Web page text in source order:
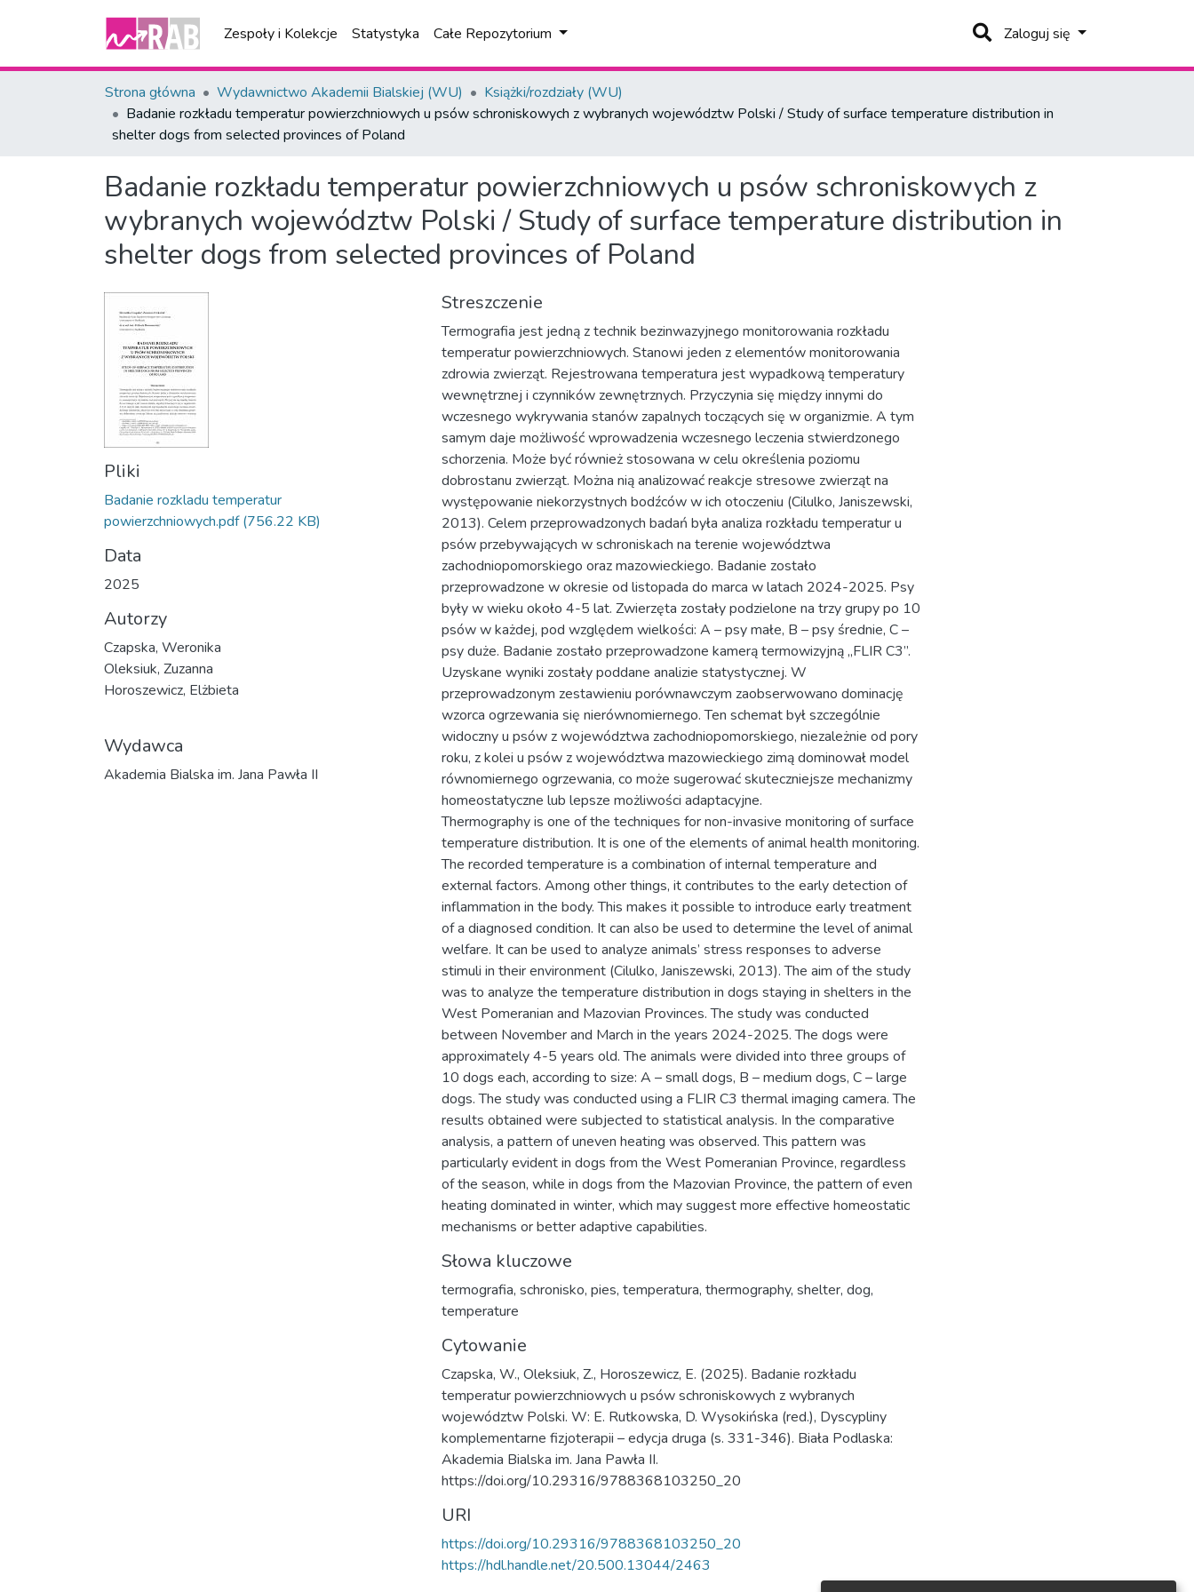
Zespoły i Kolekcje Statystyka Całe Repozytorium Zaloguj się
Strona główna Wydawnictwo Akademii Bialskiej (WU)
Książki/rozdziały (WU)
Badanie rozkładu temperatur powierzchniowych u psów schroniskowych z wybranych województw Polski / Study of surface temperature distribution in
shelter dogs from selected provinces of Poland
Badanie rozkładu temperatur powierzchniowych u psów schroniskowych z
wybranych województw Polski / Study of surface temperature distribution in
shelter dogs from selected provinces of Poland
Pliki
Badanie rozkladu temperatur
powierzchniowych.pdf (756.22 KB)
Data
2025
Autorzy
Czapska, Weronika
Oleksiuk, Zuzanna
Horoszewicz, Elżbieta
Wydawca
Akademia Bialska im. Jana Pawła II
Streszczenie
Termografia jest jedną z technik bezinwazyjnego monitorowania rozkładu
temperatur powierzchniowych. Stanowi jeden z elementów monitorowania
zdrowia zwierząt. Rejestrowana temperatura jest wypadkową temperatury
wewnętrznej i czynników zewnętrznych. Przyczynia się między innymi do
wczesnego wykrywania stanów zapalnych toczących się w organizmie. A tym
samym daje możliwość wprowadzenia wczesnego leczenia stwierdzonego
schorzenia. Może być również stosowana w celu określenia poziomu
dobrostanu zwierząt. Można nią analizować reakcje stresowe zwierząt na
występowanie niekorzystnych bodźców w ich otoczeniu (Cilulko, Janiszewski,
2013). Celem przeprowadzonych badań była analiza rozkładu temperatur u
psów przebywających w schroniskach na terenie województwa
zachodniopomorskiego oraz mazowieckiego. Badanie zostało
przeprowadzone w okresie od listopada do marca w latach 2024-2025. Psy
były w wieku około 4-5 lat. Zwierzęta zostały podzielone na trzy grupy po 10
psów w każdej, pod względem wielkości: A – psy małe, B – psy średnie, C –
psy duże. Badanie zostało przeprowadzone kamerą termowizyjną „FLIR C3”.
Uzyskane wyniki zostały poddane analizie statystycznej. W
przeprowadzonym zestawieniu porównawczym zaobserwowano dominację
wzorca ogrzewania się nierównomiernego. Ten schemat był szczególnie
widoczny u psów z województwa zachodniopomorskiego, niezależnie od pory
roku, z kolei u psów z województwa mazowieckiego zimą dominował model
równomiernego ogrzewania, co może sugerować skuteczniejsze mechanizmy
homeostatyczne lub lepsze możliwości adaptacyjne.
Thermography is one of the techniques for non-invasive monitoring of surface
temperature distribution. It is one of the elements of animal health monitoring.
The recorded temperature is a combination of internal temperature and
external factors. Among other things, it contributes to the early detection of
inflammation in the body. This makes it possible to introduce early treatment
of a diagnosed condition. It can also be used to determine the level of animal
welfare. It can be used to analyze animals’ stress responses to adverse
stimuli in their environment (Cilulko, Janiszewski, 2013). The aim of the study
was to analyze the temperature distribution in dogs staying in shelters in the
West Pomeranian and Mazovian Provinces. The study was conducted
between November and March in the years 2024-2025. The dogs were
approximately 4-5 years old. The animals were divided into three groups of
10 dogs each, according to size: A – small dogs, B – medium dogs, C – large
dogs. The study was conducted using a FLIR C3 thermal imaging camera. The
results obtained were subjected to statistical analysis. In the comparative
analysis, a pattern of uneven heating was observed. This pattern was
particularly evident in dogs from the West Pomeranian Province, regardless
of the season, while in dogs from the Mazovian Province, the pattern of even
heating dominated in winter, which may suggest more effective homeostatic
mechanisms or better adaptive capabilities.
Słowa kluczowe
termografia, schronisko, pies, temperatura, thermography, shelter, dog,
temperature
Cytowanie
Czapska, W., Oleksiuk, Z., Horoszewicz, E. (2025). Badanie rozkładu
temperatur powierzchniowych u psów schroniskowych z wybranych
województw Polski. W: E. Rutkowska, D. Wysokińska (red.), Dyscypliny
komplementarne fizjoterapii – edycja druga (s. 331-346). Biała Podlaska:
Akademia Bialska im. Jana Pawła II.
https://doi.org/10.29316/9788368103250_20
URI
https://doi.org/10.29316/9788368103250_20
https://hdl.handle.net/20.500.13044/2463